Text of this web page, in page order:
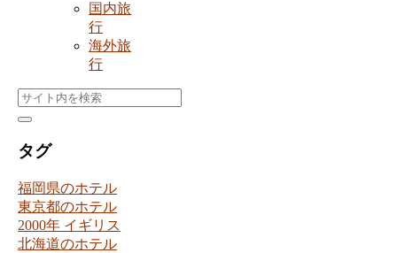
国内旅
行
海外旅
行
タグ
福岡県のホテル
東京都のホテル
2000年 イギリス
北海道のホテル